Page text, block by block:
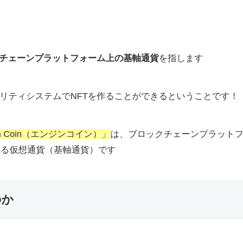
ェーンプラットフォーム上の基軸通貨を指します
ティシステムでNFTを作ることができるということです！
Coin（エンジンコイン）」 は、ブロックチェーンプラットフ
仮想通貨（基軸通貨）です